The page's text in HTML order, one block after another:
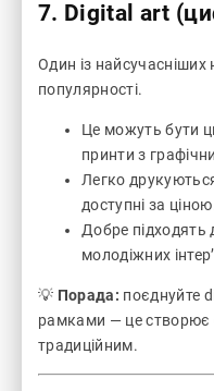
7. Digital art
Один із
популярності.
Це можуть бути
принти з
Легко
доступні за
Добре підходять
молодіжних
💡 Порада: поєднуйте
рамками — це створює
традиційним.